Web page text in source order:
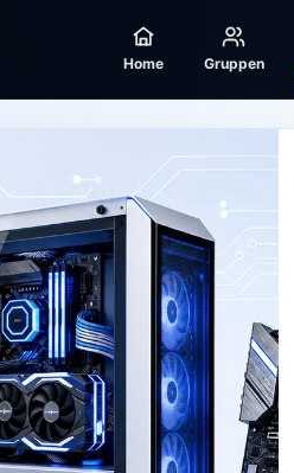
Home Gruppen